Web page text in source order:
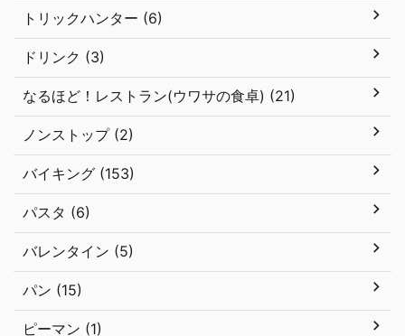
トリックハンター (6)
ドリンク (3)
なるほど！レストラン(ウワサの食卓) (21)
ノンストップ (2)
バイキング (153)
パスタ (6)
バレンタイン (5)
パン (15)
ピーマン (1)